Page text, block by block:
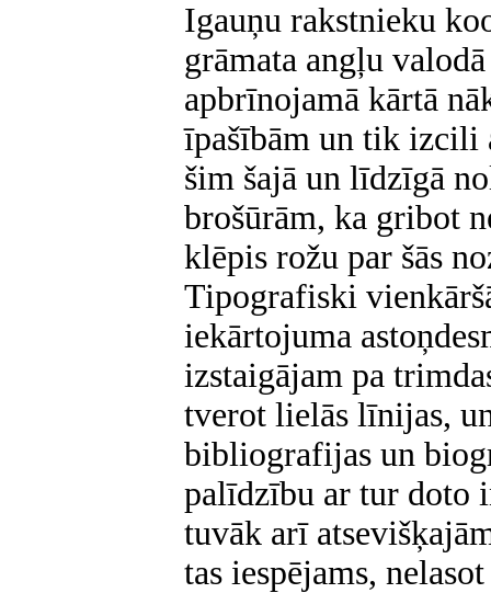
Igauņu rakstnieku
grāmata angļu
apbrīnojamā kārtā
īpašībām un tik izcili
šim šajā un līdzīgā
brošūrām, ka gribot
klēpis rožu par šās
Tipografiski
iekārtojuma
izstaigājam pa
tverot lielās līnijas,
bibliografijas un
palīdzību ar tur doto
tuvāk arī
tas iespējams,